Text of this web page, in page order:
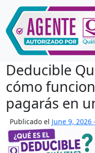
Skip to main content
Deducible
cómo
pagarás en
Publicado el June 9, 2026